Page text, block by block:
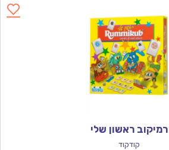
רמיקוב ראשון שלי
קודקוד